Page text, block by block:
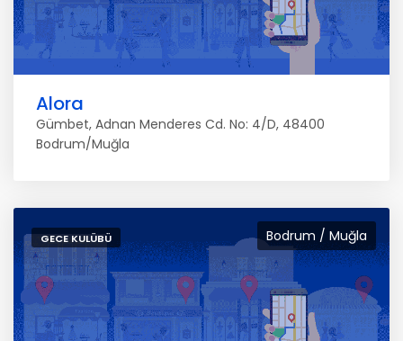
Alora
Gümbet, Adnan Menderes Cd. No: 4/D, 48400
Bodrum/Muğla
Bodrum / Muğla
GECE KULÜBÜ